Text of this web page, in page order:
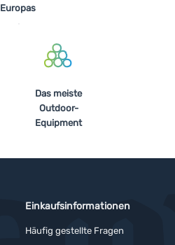
Europas
Das meiste
Outdoor-
Equipment
Einkaufsinformationen
Häufig gestellte Fragen